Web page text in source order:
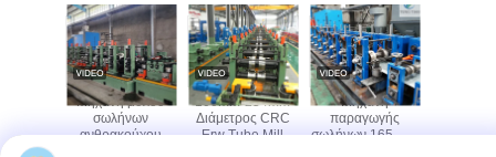
Μηχανή μύλου
σωλήνων
ανθρακούχου
100mm-254mm
Διάμετρος CRC
Erw Tube Mill
Μηχανή
παραγωγής
σωλήνων 165 mm
21-